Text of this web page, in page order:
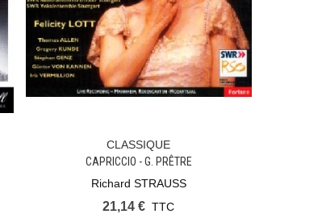
Ajouter Au Panier
CLASSIQUE
CAPRICCIO - G. PRÊTRE
Richard STRAUSS
21,14 € TTC